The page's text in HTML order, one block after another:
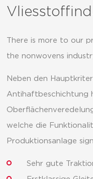
There is more to our
the nonwovens
Neben den
Antihaftbeschichtung
welche die
Produktionsanlage
Sehr gute